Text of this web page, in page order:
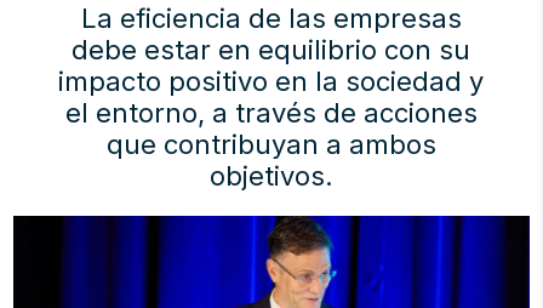
La eficiencia de las empresas
debe estar en equilibrio con su
impacto positivo en la sociedad y
el entorno, a través de acciones
que contribuyan a ambos
objetivos.